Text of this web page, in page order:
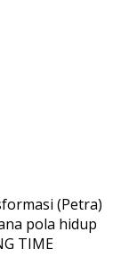
(Petra)
pola hidup
TIME